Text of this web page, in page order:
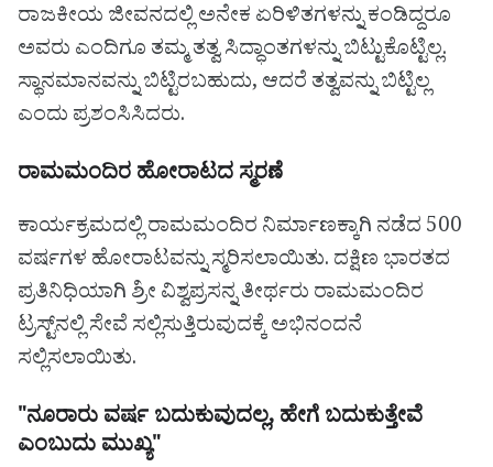
ರಾಜಕೀಯ ಜೀವನದಲ್ಲಿ ಅನೇಕ ಏರಿಳಿತಗಳನ್ನು ಕಂಡಿದ್ದರೂ
ಅವರು ಎಂದಿಗೂ ತಮ್ಮ ತತ್ವ ಸಿದ್ಧಾಂತಗಳನ್ನು ಬಿಟ್ಟುಕೊಟ್ಟಿಲ್ಲ.
ಸ್ಥಾನಮಾನವನ್ನು ಬಿಟ್ಟಿರಬಹುದು, ಆದರೆ ತತ್ವವನ್ನು ಬಿಟ್ಟಿಲ್ಲ
ಎಂದು ಪ್ರಶಂಸಿಸಿದರು.
ರಾಮಮಂದಿರ ಹೋರಾಟದ ಸ್ಮರಣೆ
ಕಾರ್ಯಕ್ರಮದಲ್ಲಿ ರಾಮಮಂದಿರ ನಿರ್ಮಾಣಕ್ಕಾಗಿ ನಡೆದ 500
ವರ್ಷಗಳ ಹೋರಾಟವನ್ನು ಸ್ಮರಿಸಲಾಯಿತು. ದಕ್ಷಿಣ ಭಾರತದ
ಪ್ರತಿನಿಧಿಯಾಗಿ ಶ್ರೀ ವಿಶ್ವಪ್ರಸನ್ನ ತೀರ್ಥರು ರಾಮಮಂದಿರ
ಟ್ರಸ್ಟ್‌ನಲ್ಲಿ ಸೇವೆ ಸಲ್ಲಿಸುತ್ತಿರುವುದಕ್ಕೆ ಅಭಿನಂದನೆ
ಸಲ್ಲಿಸಲಾಯಿತು.
"ನೂರಾರು ವರ್ಷ ಬದುಕುವುದಲ್ಲ, ಹೇಗೆ ಬದುಕುತ್ತೇವೆ
ಎಂಬುದು ಮುಖ್ಯ"